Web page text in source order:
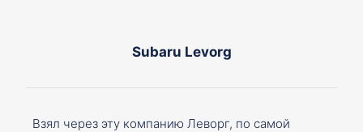
Subaru Levorg
Взял через эту компанию Леворг, по самой